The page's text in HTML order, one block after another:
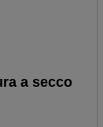
a secco